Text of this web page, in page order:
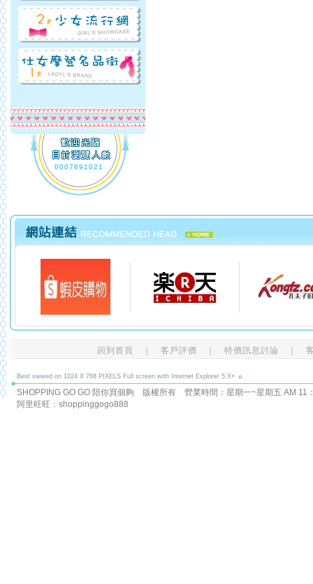
0007891021
回到首頁 客戶評價 特價訊息討論
Best viewed on 1024 X 768 PIXELS Full screen with Internet Explorer 5.X+
SHOPPING GO GO 陪你買個夠 版權所有 營業時間：星期一~星期五 AM
阿里旺旺：shoppinggogo888